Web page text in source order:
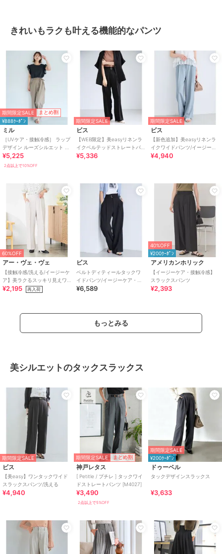
きれいもラクも叶える機能的なパンツ
期間限定SALE まとめ割
¥888ｸｰﾎﾟﾝ
ミル
［UVケア・接触冷感］ ラップ
デザイン ルーズシルエット パ
ンツ 【mil/ミル】
¥5,225
2点以上で10%OFF
期間限定SALE
ビス
【WEB限定】美easyリネンラ
イクベルテッドストレートパ
ンツ/イージーケア・接触冷感
¥5,336
期間限定SALE
ビス
【新色追加】美easyリネンラ
イクワイドパンツ/イージーケ
ア・接触冷感・セットアップ
¥4,940
60%OFF
アー・ヴェ・ヴェ
【接触冷感/洗える/イージーケ
ア】美ラクるスッキリ見えワ
イドパンツ
¥2,195 再入荷
ビス
ベルトディティールタックワ
イドパンツ/イージーケア・接
触冷感
¥6,589
40%OFF
¥200ｸｰﾎﾟﾝ
アメリカンホリック
【イージーケア・接触冷感】
スラックスパンツ
¥2,393
もっとみる
美シルエットのタックスラックス
期間限定SALE
ビス
【美easy】ワンタックワイド
スラックスパンツ/洗える
¥4,940
期間限定SALE まとめ割
神戸レタス
[ Petitle / プチレ ] タックワイ
ドストレートパンツ [M4027]
¥3,490
2点以上で5%OFF
期間限定SALE
¥200ｸｰﾎﾟﾝ
ドゥーベル
タックデザインスラックス
¥3,633